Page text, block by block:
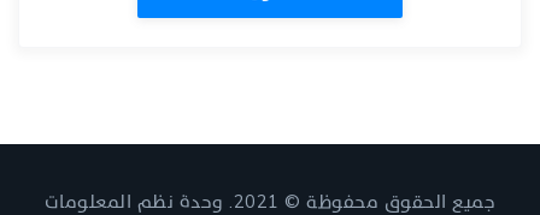
جميع الحقوق محفوظة © 2021. وحدة نظم المعلومات